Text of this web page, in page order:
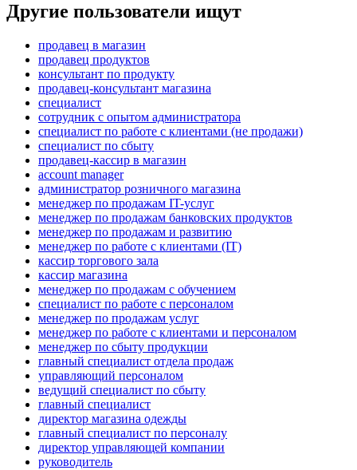
Другие пользователи ищут
продавец в магазин
продавец продуктов
консультант по продукту
продавец-консультант магазина
специалист
сотрудник с опытом администратора
специалист по работе с клиентами (не продажи)
специалист по сбыту
продавец-кассир в магазин
account manager
администратор розничного магазина
менеджер по продажам IT-услуг
менеджер по продажам банковских продуктов
менеджер по продажам и развитию
менеджер по работе с клиентами (IT)
кассир торгового зала
кассир магазина
менеджер по продажам с обучением
специалист по работе с персоналом
менеджер по продажам услуг
менеджер по работе с клиентами и персоналом
менеджер по сбыту продукции
главный специалист отдела продаж
управляющий персоналом
ведущий специалист по сбыту
главный специалист
директор магазина одежды
главный специалист по персоналу
директор управляющей компании
руководитель